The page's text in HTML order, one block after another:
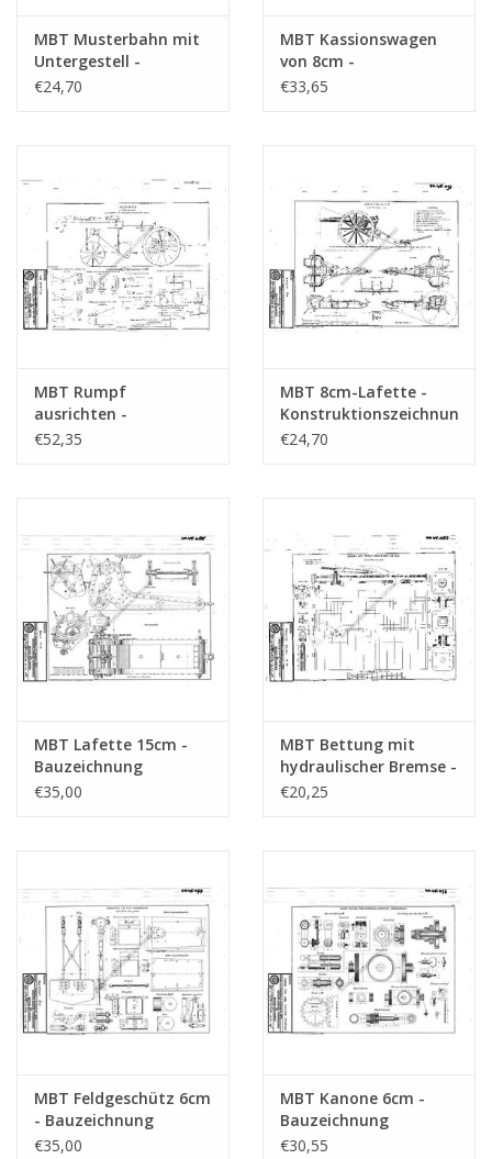
MBT Musterbahn mit
Untergestell -
Bauzeichnung
€24,70
MBT Kassionswagen
von 8cm -
Bauzeichnung
€33,65
MBT Rumpf
ausrichten -
Bauzeichnung
€52,35
MBT 8cm-Lafette -
Konstruktionszeichnung
Maßstab 1 : N/A
€24,70
MBT Lafette 15cm -
Bauzeichnung
Maßstab 1 : N/A
€35,00
MBT Bettung mit
hydraulischer Bremse -
Bauzeichnung
€20,25
MBT Feldgeschütz 6cm
- Bauzeichnung
Maßstab 1 : N/A
€35,00
MBT Kanone 6cm -
Bauzeichnung
Maßstab 1 : N/A
€30,55